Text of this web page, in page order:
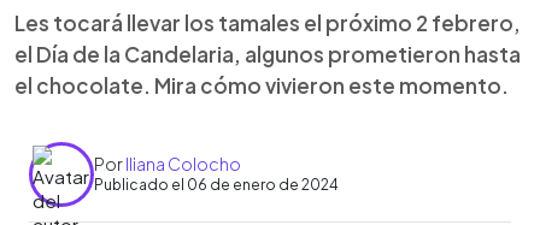
Les tocará llevar los tamales el próximo 2 febrero,
el Día de la Candelaria, algunos prometieron hasta
el chocolate. Mira cómo vivieron este momento.
PorIliana Colocho
Publicado el 06 de enero de 2024